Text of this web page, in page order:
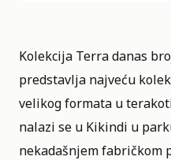
Kolekcija Terra danas
predstavlja najveću
velikog formata u
nalazi se u Kikindi u
nekadašnjem fabričkom